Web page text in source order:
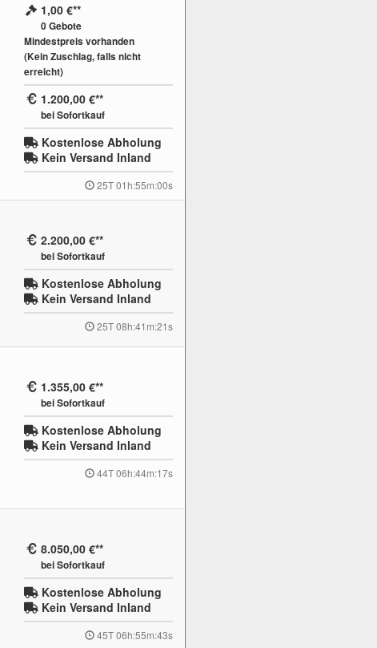
1,00 €
0Gebote
Mindestpreis vorhanden
(Kein Zuschlag, falls nicht
erreicht)
1.200,00 €
bei Sofortkauf
Kostenlose Abholung
Kein Versand Inland
25T 01h:54m:59s
2.200,00 €
bei Sofortkauf
Kostenlose Abholung
Kein Versand Inland
25T 08h:41m:20s
1.355,00 €
bei Sofortkauf
Kostenlose Abholung
Kein Versand Inland
44T 06h:44m:16s
8.050,00 €
bei Sofortkauf
Kostenlose Abholung
Kein Versand Inland
45T 06h:55m:42s